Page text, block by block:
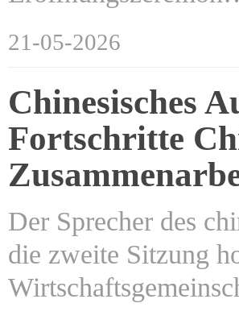
21-05-2026
Chinesisches
Fortschritte
Der Sprecher des
die zweite Sitzung